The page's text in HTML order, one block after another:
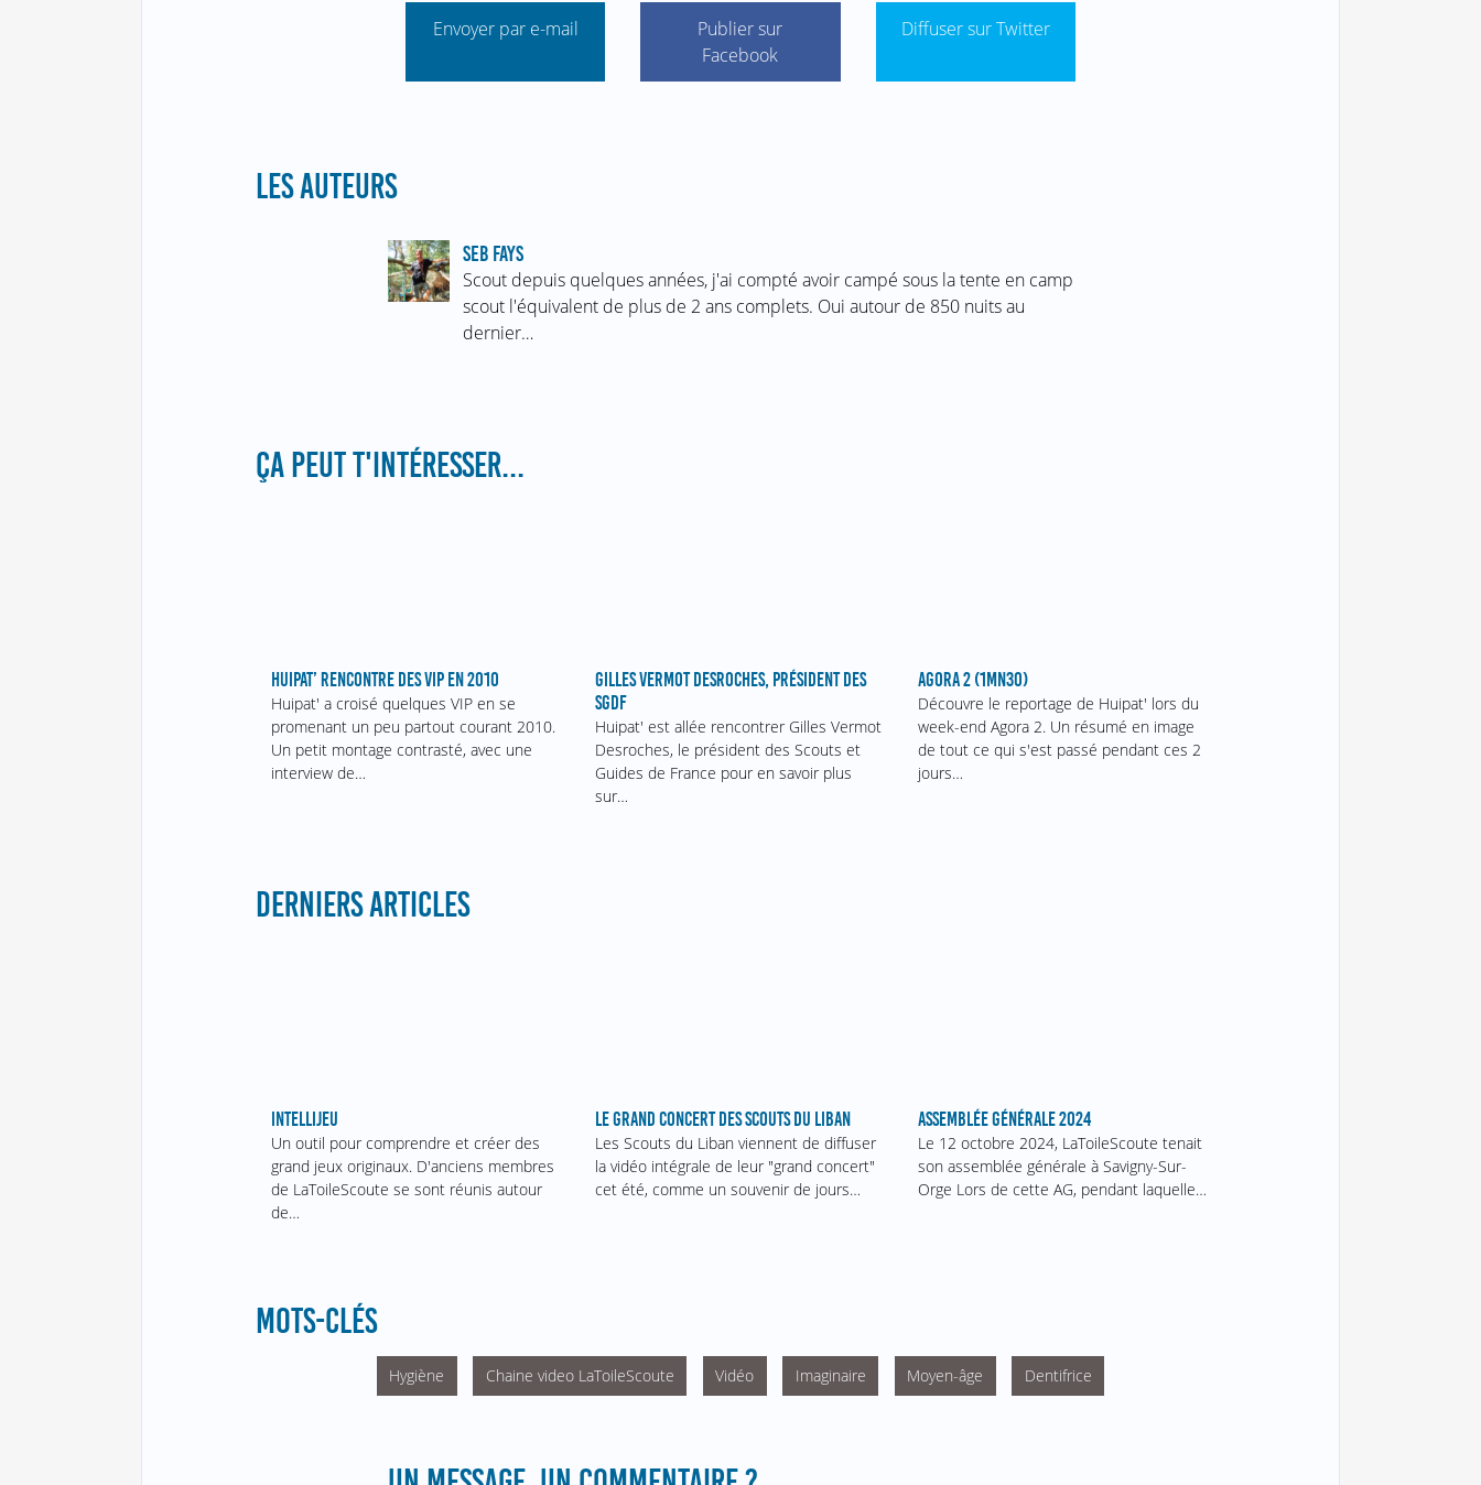
Envoyer par e-mail
Publier sur
Facebook
Diffuser sur Twitter
LES AUTEURS
SEB FAYS
Scout depuis quelques années, j'ai compté avoir campé sous la tente en camp
scout l'équivalent de plus de 2 ans complets. Oui autour de 850 nuits au
dernier…
ÇA PEUT T'INTÉRESSER...
HUIPAT’ RENCONTRE DES VIP EN 2010
Huipat' a croisé quelques VIP en se
promenant un peu partout courant 2010.
Un petit montage contrasté, avec une
interview de…
GILLES VERMOT DESROCHES, PRÉSIDENT DES
SGDF
Huipat' est allée rencontrer Gilles Vermot
Desroches, le président des Scouts et
Guides de France pour en savoir plus
sur…
AGORA 2 (1MN30)
Découvre le reportage de Huipat' lors du
week-end Agora 2. Un résumé en image
de tout ce qui s'est passé pendant ces 2
jours…
DERNIERS ARTICLES
INTELLIJEU
Un outil pour comprendre et créer des
grand jeux originaux. D'anciens membres
de LaToileScoute se sont réunis autour
de…
LE GRAND CONCERT DES SCOUTS DU LIBAN
Les Scouts du Liban viennent de diffuser
la vidéo intégrale de leur "grand concert"
cet été, comme un souvenir de jours…
ASSEMBLÉE GÉNÉRALE 2024
Le 12 octobre 2024, LaToileScoute tenait
son assemblée générale à Savigny-Sur-
Orge Lors de cette AG, pendant laquelle…
MOTS-CLÉS
Hygiène Chaine video LaToileScoute Vidéo Imaginaire Moyen-âge Dentifrice